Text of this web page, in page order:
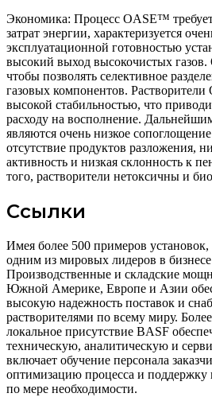
Экономика: Процесс OASE™
затрат энергии, характеризуется
эксплуатационной готовностью
высокий выход высокочистых газов.
чтобы позволять селективное
газовых компонентов.
высокой стабильностью, что
расходу на восполнение.
являются очень низкое
отсутствие продуктов разложения,
активность и низкая склонность к
того, растворители нетоксичны и
Ссылки
Имея более 500 примеров установок,
одним из мировых лидеров в бизнесе
Производственные и складские
Южной Америке, Европе и Азии
высокую надежность поставок и
растворителями по всему миру.
локальное присутствие BASF
техническую, аналитическую и
включает обучение персонала
оптимизацию процесса и поддержку
по мере необходимости.